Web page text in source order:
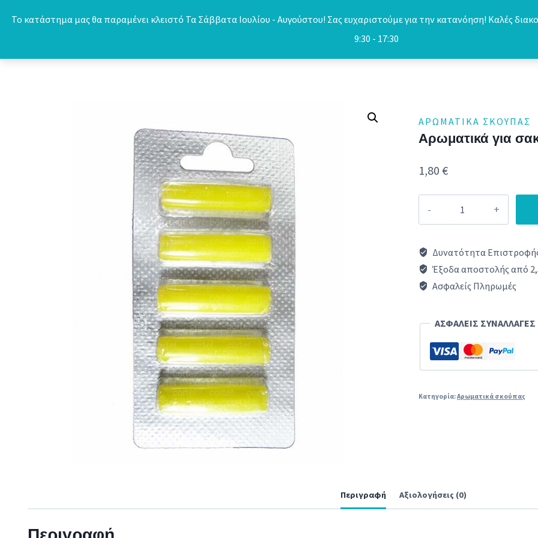
Το κατάστημα μας θα παραμένει κλειστό Τα Σάββατα Ιουλίου - Αυγούστου! Σας ευχαριστούμε για την κατανόηση! Καλές
9:30 - 17:30
ΑΡΩΜΑΤΙΚΆ ΣΚΟΎΠΑΣ
Αρωματικά για
1,80€
Αρωματικά
για
για
σκούπες
άρωμα
ποσότητα
Δυνατότητα
Έξοδα αποστολής από
Ασφαλείς Πληρωμές
ΑΣΦΑΛΕΙΣ ΣΥΝΑΛΛΑΓΕΣ
Κατηγορία:Αρωματικά σκούπας
Περιγραφή Αξιολογήσεις (0)